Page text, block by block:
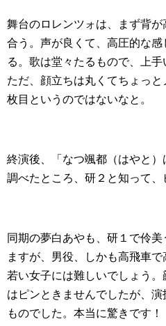
舞台のロレンツォは、まず背
合う。声が良くて、高圧的な
る。歌は堂々たるもので、上手
ただ、顔立ちは丸くてちょっ
枚目というのではないなと。
終演後、「なつ颯都（はやと
調べたところ、研２と知って、
同期の夢白あやも、研１で伶
ますが、男役、しかも高飛車
若い女子には難しいでしょう
はピンときませんでしたが、
ものでした。本当に驚きです！